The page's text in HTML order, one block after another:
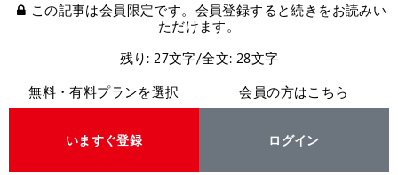
この記事は会員限定です。会員登録すると続きをお読みい
ただけます。
残り: 27文字/全文: 28文字
無料・有料プランを選択
いますぐ登録
会員の方はこちら
ログイン